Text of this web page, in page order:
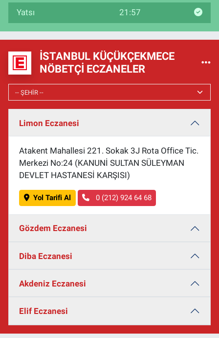
Yatsı 21:57
İSTANBUL KÜÇÜKÇEKMECE
NÖBETÇI ECZANELER
Limon Eczanesi
Atakent Mahallesi 221. Sokak 3J Rota Office Tic.
Merkezi No:24 (KANUNİ SULTAN SÜLEYMAN
DEVLET HASTANESİ KARŞISI)
Yol Tarifi Al 0 (212) 924 64 68
Gözdem Eczanesi
Diba Eczanesi
Akdeniz Eczanesi
Elif Eczanesi